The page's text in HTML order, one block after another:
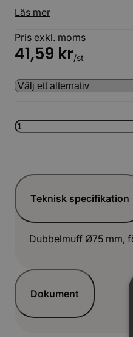
Läs mer
Pris exkl. moms
41,59 kr/st
HT
Dubbelmuff
Teknisk specifikation
Dubbelmuff Ø75 mm,
Dokument